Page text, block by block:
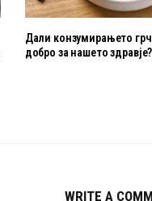
Дали конзумирањето
добро за нашето здравје?
WRITE A